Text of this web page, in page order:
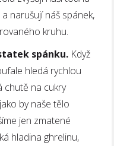
narušují náš spánek,
kruhu.
spánku. Když
hledá rychlou
chutě na cukry
by naše tělo
jen zmatené
hladina ghrelinu,